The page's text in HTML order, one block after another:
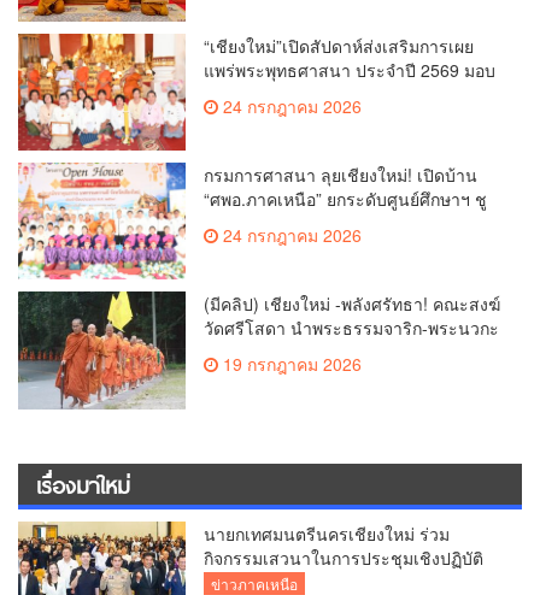
“เชียงใหม่”เปิดสัปดาห์ส่งเสริมการเผย
แพร่พระพุทธศาสนา ประจำปี 2569 มอบ
ประโยชน์แก่พระพุทธศาสนา
24 กรกฎาคม 2026
กรมการศาสนา ลุยเชียงใหม่! เปิดบ้าน
“ศพอ.ภาคเหนือ” ยกระดับศูนย์ศึกษาฯ ชู
เวทีบรรยายธรรมสร้างทุนชีวิตเยาวชน
24 กรกฎาคม 2026
(มีคลิป) เชียงใหม่ -พลังศรัทธา! คณะสงฆ์
วัดศรีโสดา นำพระธรรมจาริก-พระนวกะ
บนพื้นที่สูง 150 รูป ย่ำเท้าเปล่าธรรม
ยาตราตามรอยครูบาศรีวิชัย วาระ 150 ปี
19 กรกฎาคม 2026
เรื่องมาใหม่
นายกเทศมนตรีนครเชียงใหม่ ร่วม
กิจกรรมเสวนาในการประชุมเชิงปฏิบัติ
การป้องกันการทุจริตเชิงรุก ขับเคลื่อน
ข่าวภาคเหนือ